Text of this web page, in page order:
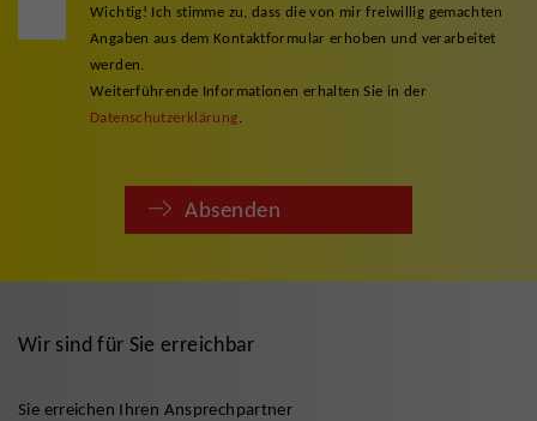
Wichtig! Ich stimme zu, dass die von mir freiwillig gemachten
Angaben aus dem Kontaktformular erhoben und verarbeitet
werden.
Weiterführende Informationen erhalten Sie in der
Datenschutzerklärung
Absenden
Wir sind für Sie erreichbar
Sie erreichen Ihren Ansprechpartner